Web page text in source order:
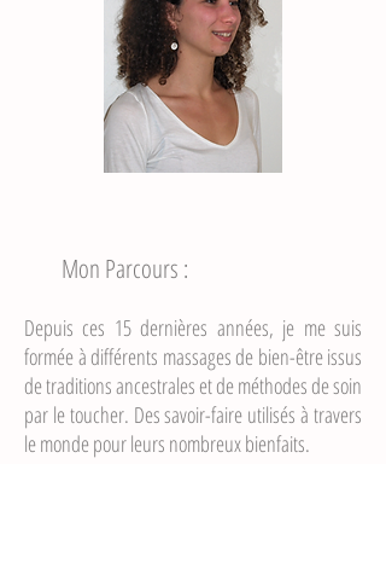
Mon Parcours :
Depuis ces 15 dernières années, je me suis
formée à différents massages de bien-être issus
de traditions ancestrales et de méthodes de soin
par le toucher. Des savoir-faire utilisés à travers
le monde pour leurs nombreux bienfaits.